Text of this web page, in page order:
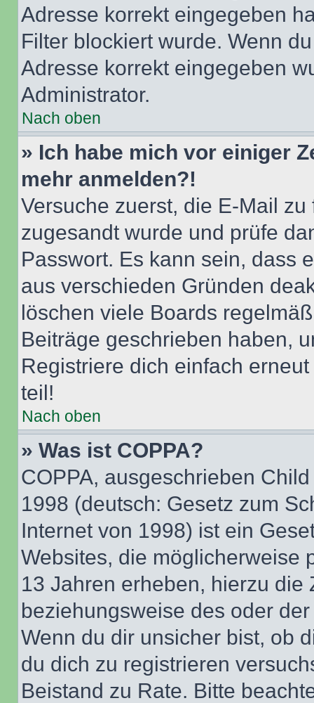
Adresse korrekt eingegeben
Filter blockiert wurde. Wenn
Adresse korrekt eingegeben
Administrator.
Nach oben
» Ich habe mich vor einiger
mehr anmelden?!
Versuche zuerst, die E-Mail
zugesandt wurde und prüfe
Passwort. Es kann sein, dass
aus verschieden Gründen
löschen viele Boards
Beiträge geschrieben haben,
Registriere dich einfach
teil!
Nach oben
» Was ist COPPA?
COPPA, ausgeschrieben
1998 (deutsch: Gesetz zum
Internet von 1998) ist ein
Websites, die möglicherweise
13 Jahren erheben, hierzu die
beziehungsweise des oder
Wenn du dir unsicher bist, ob
du dich zu registrieren
Beistand zu Rate. Bitte